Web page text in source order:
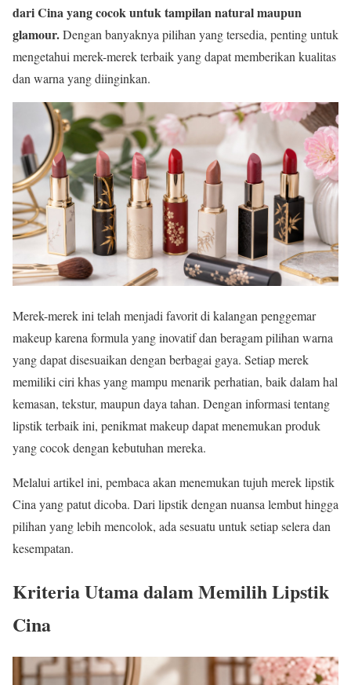
dari Cina yang cocok untuk tampilan natural maupun
glamour.Dengan banyaknya pilihan yang tersedia, penting untuk
mengetahui merek-merek terbaik yang dapat memberikan kualitas
dan warna yang diinginkan.
Merek-merek ini telah menjadi favorit di kalangan penggemar
makeup karena formula yang inovatif dan beragam pilihan warna
yang dapat disesuaikan dengan berbagai gaya. Setiap merek
memiliki ciri khas yang mampu menarik perhatian, baik dalam hal
kemasan, tekstur, maupun daya tahan. Dengan informasi tentang
lipstik terbaik ini, penikmat makeup dapat menemukan produk
yang cocok dengan kebutuhan mereka.
Melalui artikel ini, pembaca akan menemukan tujuh merek lipstik
Cina yang patut dicoba. Dari lipstik dengan nuansa lembut hingga
pilihan yang lebih mencolok, ada sesuatu untuk setiap selera dan
kesempatan.
Kriteria Utama dalam Memilih Lipstik
Cina